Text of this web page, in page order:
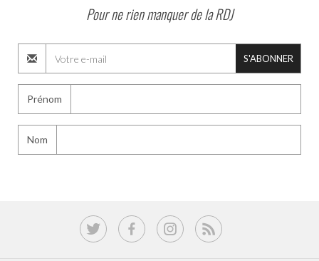
Pour ne rien manquer de la RDJ
S'ABONNER
Prénom
Nom